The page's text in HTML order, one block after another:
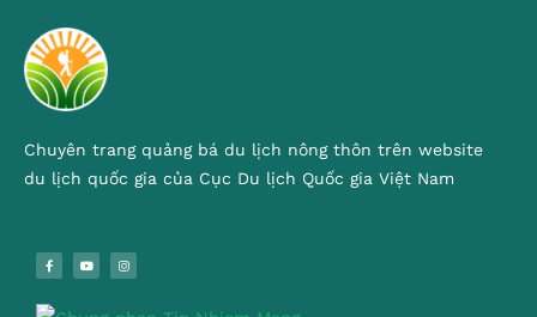
Chuyên trang quảng bá du lịch nông thôn trên website
du lịch quốc gia của Cục Du lịch Quốc gia Việt Nam